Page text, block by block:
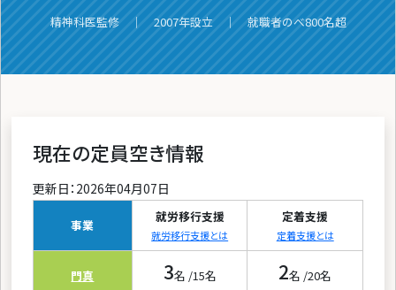
精神科医監修 ｜ 2007年設立 ｜ 就職者のべ800名超
現在の定員空き情報
更新日：2026年04月07日
事業
就労移行支援
就労移行支援とは
定着支援
定着支援とは
門真 3名 /15名 2名 /20名